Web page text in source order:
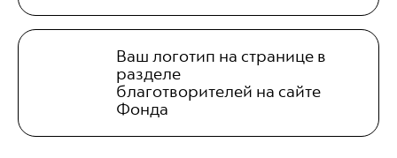
Ваш логотип на странице в
разделе
благотворителей на сайте
Фонда